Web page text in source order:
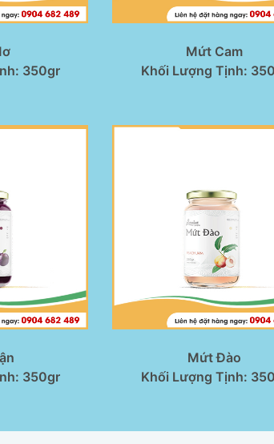
350gr
Mứt Cam
Khối Lượng Tịnh:
350gr
Mứt Đào
Khối Lượng Tịnh: